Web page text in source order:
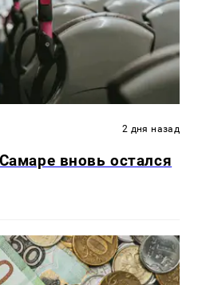
2 дня назад
вновь остался